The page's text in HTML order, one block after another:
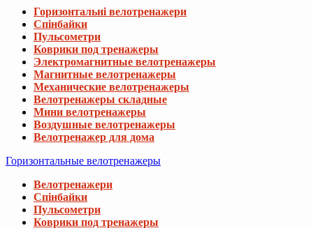
Горизонтальні велотренажери
Спінбайки
Пульсометри
Коврики под тренажеры
Электромагнитные велотренажеры
Магнитные велотренажеры
Механические велотренажеры
Велотренажеры складные
Мини велотренажеры
Воздушные велотренажеры
Велотренажер для дома
Горизонтальные велотренажеры
Велотренажери
Спінбайки
Пульсометри
Коврики под тренажеры